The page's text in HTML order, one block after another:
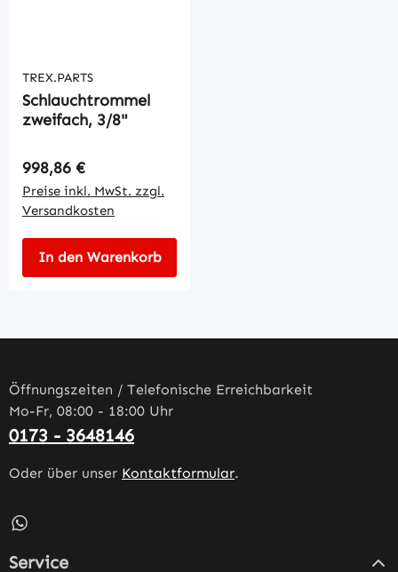
TREX.PARTS
Schlauchtrommel
zweifach, 3/8"
Regulärer Preis:
998,86 €
Preise inkl. MwSt. zzgl.
Versandkosten
In den Warenkorb
Öffnungszeiten / Telefonische Erreichbarkeit
Mo-Fr, 08:00 - 18:00 Uhr
0173 - 3648146
Oder über unser Kontaktformular.
Schreib uns auf WhatsApp – öffnet in neuem Tab
Service